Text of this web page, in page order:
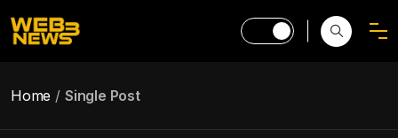
Home Single Post